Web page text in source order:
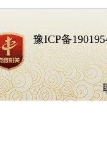
豫ICP备